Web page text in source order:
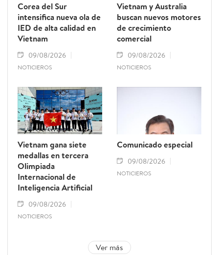
Corea del Sur
intensifica nueva ola de
IED de alta calidad en
Vietnam
09/08/2026
NOTICIEROS
Vietnam y Australia
buscan nuevos motores
de crecimiento
comercial
09/08/2026
NOTICIEROS
Vietnam gana siete
medallas en tercera
Olimpiada
Internacional de
Inteligencia Artificial
09/08/2026
NOTICIEROS
Comunicado especial
09/08/2026
NOTICIEROS
Ver más